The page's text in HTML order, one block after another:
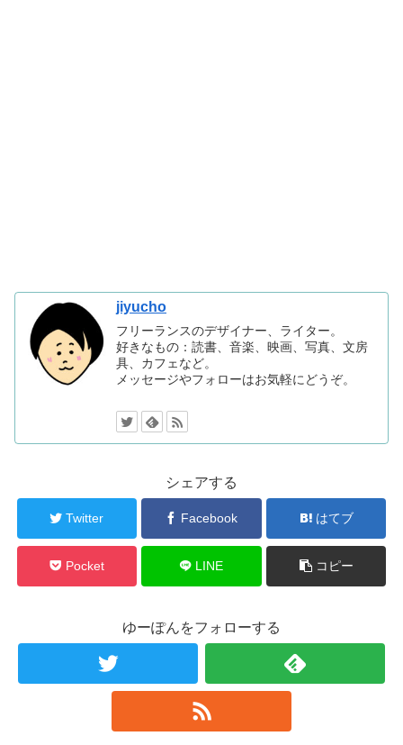
jiyucho
フリーランスのデザイナー、ライター。
好きなもの：読書、音楽、映画、写真、文房
具、カフェなど。
メッセージやフォローはお気軽にどうぞ。
シェアする
Twitter Facebook はてブ
Pocket LINE コピー
ゆーぽんをフォローする